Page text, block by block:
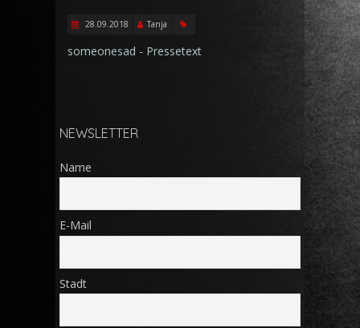
28.09.2018 Tanja
someonesad - Pressetext
NEWSLETTER
Name
E-Mail
Stadt